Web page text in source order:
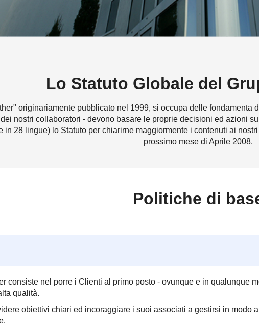
Lo Statuto Globale del
originariamente pubblicato nel 1999, si occupa delle
nostri collaboratori - devono basare le proprie decisioni ed azioni
in 28 lingue) lo Statuto per chiarirne maggiormente i contenuti ai
prossimo mese di Aprile 2008.
Politiche di
consiste nel porre i Clienti al primo posto - ovunque e in qualunque
qualità.
obiettivi chiari ed incoraggiare i suoi associati a gestirsi in